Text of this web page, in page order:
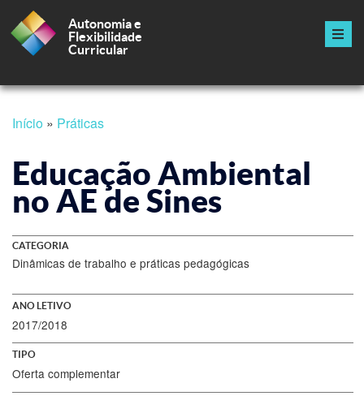
Passar
para
conteúdo
principal
Autonomia e
Flexibilidade
Curricular
Navegação
principal
estrutural
Início Práticas
Educação Ambiental
no AE de Sines
CATEGORIA
Dinâmicas de trabalho e práticas pedagógicas
ANO LETIVO
2017/2018
TIPO
Oferta complementar